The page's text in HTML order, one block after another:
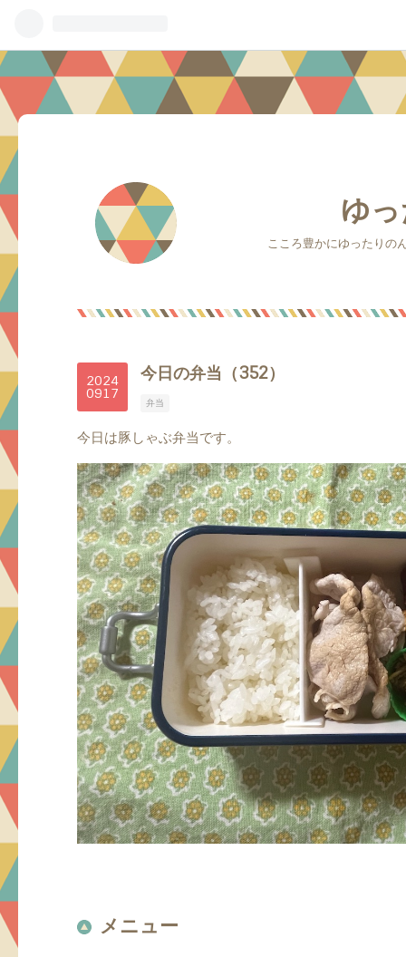
ゆ
こころ豊かにゆったりの
2024
0917
今日の弁当（352）
弁当
今日は豚しゃぶ弁当です。
メニュー